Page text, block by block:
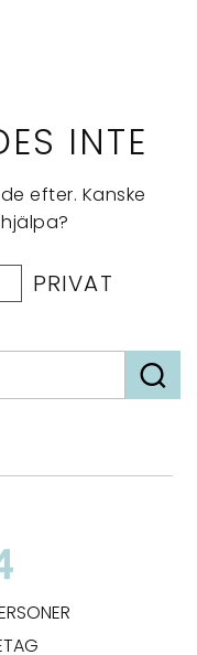
INTE
efter. Kanske
PRIVAT